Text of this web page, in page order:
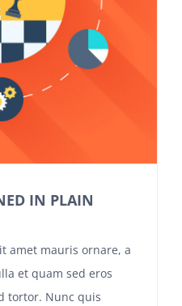
IN PLAIN
amet mauris ornare, a
et quam sed eros
tortor. Nunc quis